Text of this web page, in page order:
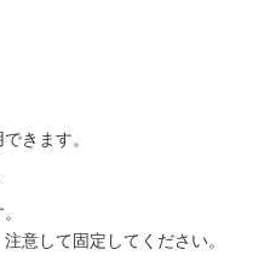
きます。
意して固定してください。